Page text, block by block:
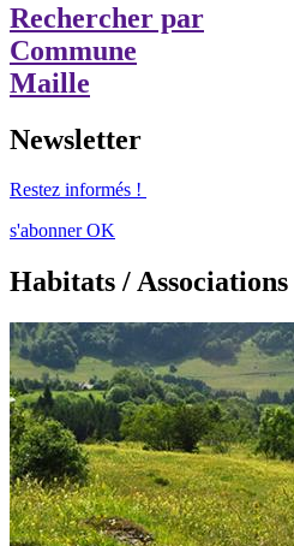
Rechercher par
Commune
Maille
Newsletter
Restez informés !
s'abonner OK
Habitats / Associations